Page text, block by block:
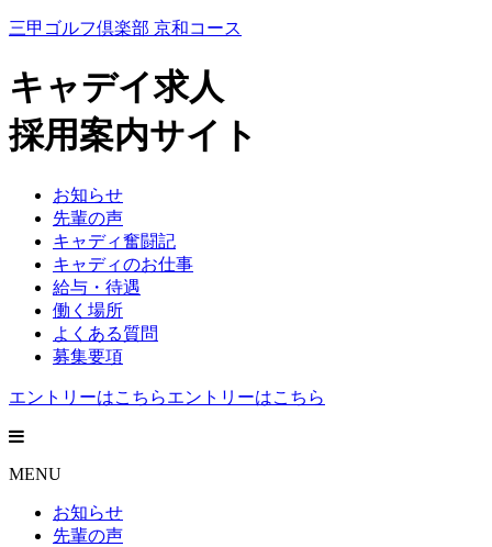
三甲ゴルフ倶楽部 京和コース
キャデイ求人
採用案内サイト
お知らせ
先輩の声
キャディ奮闘記
キャディのお仕事
給与・待遇
働く場所
よくある質問
募集要項
エントリーはこちらエントリーはこちら
MENU
お知らせ
先輩の声